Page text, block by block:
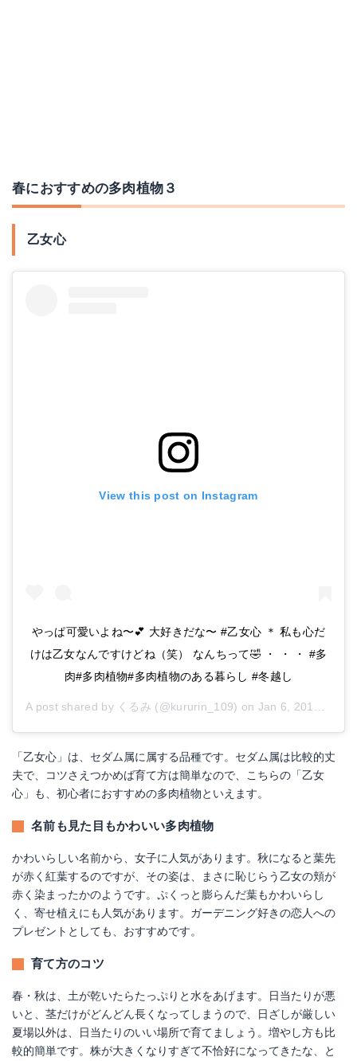
春におすすめの多肉植物３
乙女心
View this post on Instagram
やっぱ可愛いよね〜💕 大好きだな〜 #乙女心 ＊ 私も心だ
けは乙女なんですけどね（笑） なんちって🤣 ・ ・ ・ #多
肉#多肉植物#多肉植物のある暮らし #冬越し
A post shared by くるみ (@kururin_109) on Jan 6, 2019 at 6:37pm PST
「乙女心」は、セダム属に属する品種です。セダム属は比較的丈
夫で、コツさえつかめば育て方は簡単なので、こちらの「乙女
心」も、初心者におすすめの多肉植物といえます。
名前も見た目もかわいい多肉植物
かわいらしい名前から、女子に人気があります。秋になると葉先
が赤く紅葉するのですが、その姿は、まさに恥じらう乙女の頬が
赤く染まったかのようです。ぷくっと膨らんだ葉もかわいらし
く、寄せ植えにも人気があります。ガーデニング好きの恋人への
プレゼントとしても、おすすめです。
育て方のコツ
春・秋は、土が乾いたらたっぷりと水をあげます。日当たりが悪
いと、茎だけがどんどん長くなってしまうので、日ざしが厳しい
夏場以外は、日当たりのいい場所で育てましょう。増やし方も比
較的簡単です。株が大きくなりすぎて不恰好になってきたな、と